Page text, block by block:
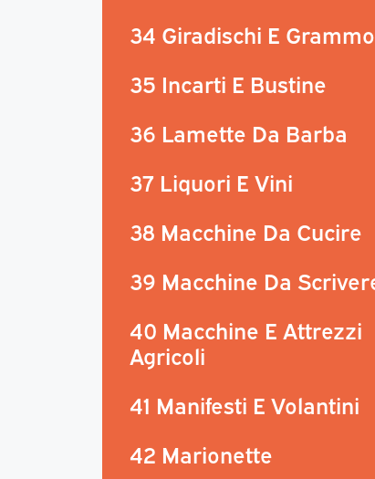
34 Giradischi E
35 Incarti E Bustine
36 Lamette Da Barba
37 Liquori E Vini
38 Macchine Da Cucire
39 Macchine Da
40 Macchine E Attrezzi
Agricoli
41 Manifesti E Volantini
42 Marionette